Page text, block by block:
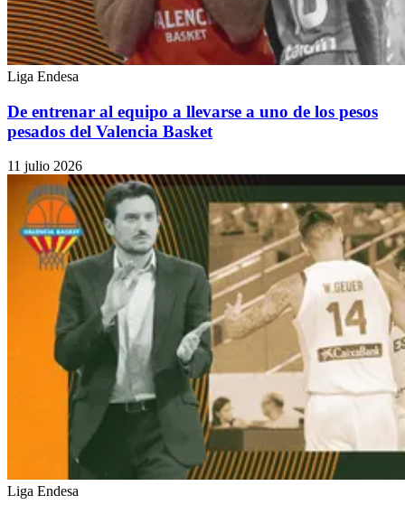
Liga Endesa
De entrenar al equipo a llevarse a uno de los pesos
pesados del Valencia Basket
11 julio 2026
Liga Endesa